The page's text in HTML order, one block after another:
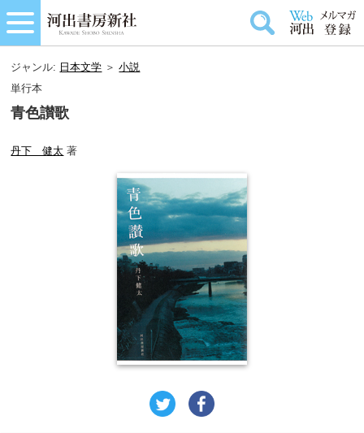
ジャンル: 日本文学 ＞小説
単行本
青色讃歌
丹下 健太 著